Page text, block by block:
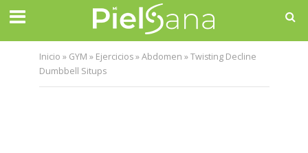
Inicio » GYM » Ejercicios»Abdomen »Twisting Decline
Dumbbell Situps